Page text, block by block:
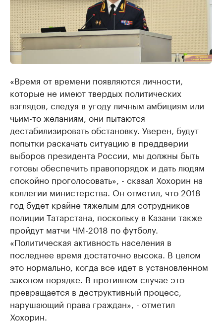
«Время от времени появляются личности,
которые не имеют твердых политических
взглядов, следуя в угоду личным амбициям или
чьим-то желаниям, они пытаются
дестабилизировать обстановку. Уверен, будут
попытки раскачать ситуацию в преддверии
выборов президента России, мы должны быть
готовы обеспечить правопорядок и дать людям
спокойно проголосовать», - сказал Хохорин на
коллегии министерства. Он отметил, что 2018
год будет крайне тяжелым для сотрудников
полиции Татарстана, поскольку в Казани также
пройдут матчи ЧМ-2018 по футболу.
«Политическая активность населения в
последнее время достаточно высока. В целом
это нормально, когда все идет в установленном
законом порядке. В противном случае это
превращается в деструктивный процесс,
нарушающий права граждан», - отметил
Хохорин.